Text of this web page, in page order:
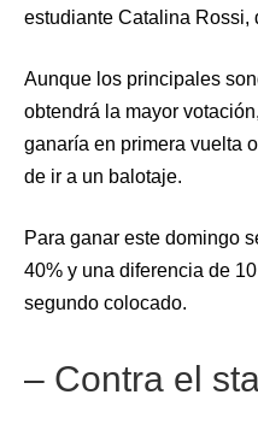
estudiante Catalina Rossi,
Aunque los principales
obtendrá la mayor
ganaría en primera vuelta
de ir a un balotaje.
Para ganar este domingo
40% y una diferencia de
segundo colocado.
– Contra el